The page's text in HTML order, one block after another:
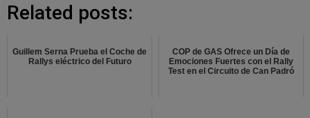
Related posts:
Guillem Serna Prueba el Coche de
Rallys eléctrico del Futuro
COP de GAS Ofrece un Día de
Emociones Fuertes con el Rally
Test en el Circuito de Can Padró